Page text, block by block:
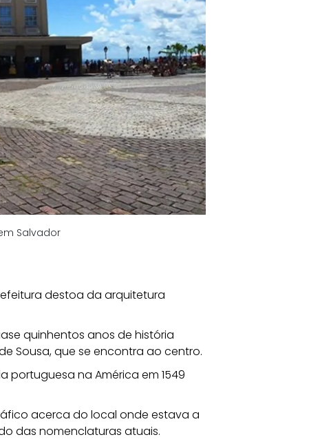
Salvador
destoa da arquitetura
quinhentos anos de história
Sousa, que se encontra ao centro.
portuguesa na América em 1549
acerca do local onde estava a
das nomenclaturas atuais.